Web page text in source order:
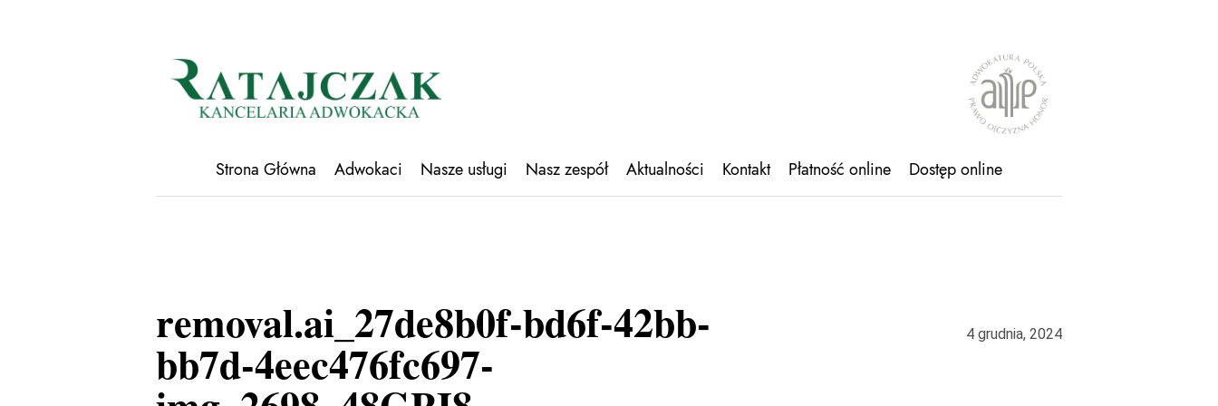
Strona Główna Adwokaci Nasze usługi Nasz zespół Aktualności Kontakt Płatność online Dostęp online
removal.ai_27de8b0f-bd6f-42bb-
bb7d-4eec476fc697-
4 grudnia, 2024